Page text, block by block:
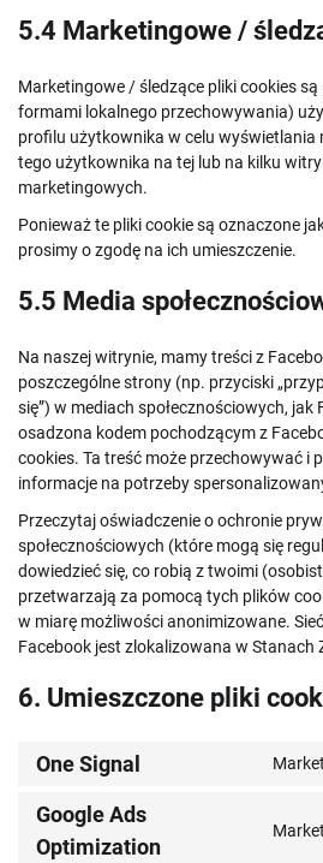
5.4 Marketingowe /
Marketingowe / śledzące pliki cookies
formami lokalnego przechowywania)
profilu użytkownika w celu wyświetlania
tego użytkownika na tej lub na kilku
marketingowych.
Ponieważ te pliki cookie są oznaczone
prosimy o zgodę na ich umieszczenie.
5.5 Media
Na naszej witrynie, mamy treści z
poszczególne strony (np. przyciski
się”) w mediach społecznościowych, jak
osadzona kodem pochodzącym z
cookies. Ta treść może przechowywać i
informacje na potrzeby
Przeczytaj oświadczenie o ochronie
społecznościowych (które mogą się
dowiedzieć się, co robią z twoimi
przetwarzają za pomocą tych plików
w miarę możliwości anonimizowane.
Facebook jest zlokalizowana w Stanach
6. Umieszczone pliki
One Signal
Google Ads
Optimization